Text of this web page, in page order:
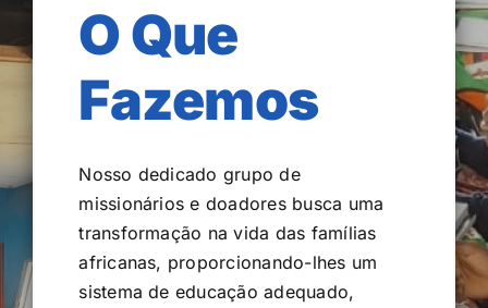
O Que
Fazemos
Nosso dedicado grupo de
missionários e doadores busca uma
transformação na vida das famílias
africanas, proporcionando-lhes um
sistema de educação adequado,